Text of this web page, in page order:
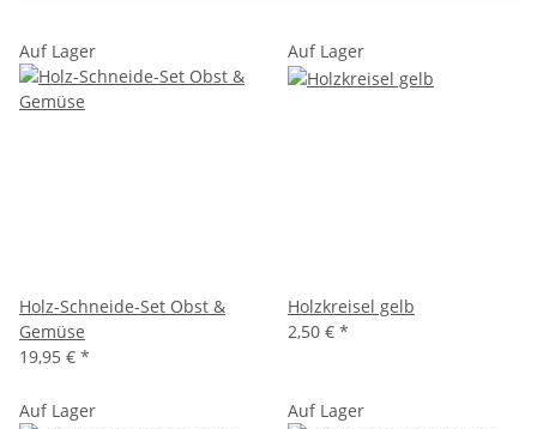
Auf Lager
Holz-Schneide-Set Obst &
Gemüse
19,95 € *
Auf Lager
Holzkreisel gelb
2,50 € *
Auf Lager Auf Lager